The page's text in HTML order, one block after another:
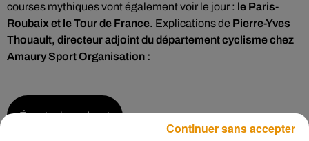
courses mythiques vont également voir le jour : le Paris-
Roubaix et le Tour de France. Explications de Pierre-Yves
Thouault, directeur adjoint du département cyclisme chez
Amaury Sport Organisation :
Écouter le podcast
Continuer sans accepter